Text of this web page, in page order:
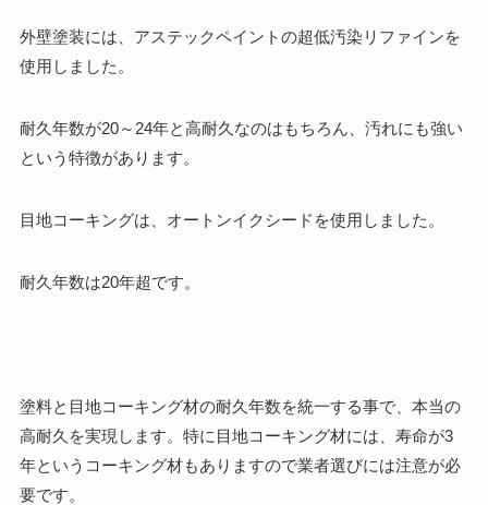
外壁塗装には、 アステックペイントの超低汚染リファインを
使用しました。
耐久年数が20～24年と高耐久なのはもちろん、汚れにも強い
という特徴があります。
目地コーキングは、 オートンイクシード を使用しました。
耐久年数は20年超です。
塗料と目地コーキング材の耐久年数を統一する事で、本当の
高耐久を実現します。特に目地コーキング材には、寿命が3
年というコーキング材もありますので業者選びには注意が必
要です。